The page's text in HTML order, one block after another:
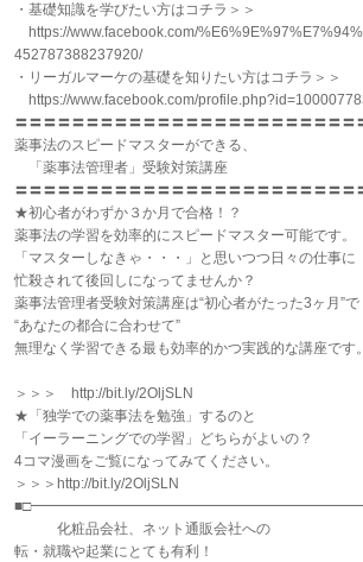
・基礎知識を学びたい方はコチラ＞＞
https://www.facebook.com/
452787388237920/
・リーガルマーケの基礎を知りたい方はコチラ＞＞
https://www.facebook.com/
〓〓〓〓〓〓〓〓〓〓〓〓〓〓〓〓〓〓〓〓〓〓〓〓
薬事法のスピードマスターができる、
「薬事法管理者」受験対策講座
〓〓〓〓〓〓〓〓〓〓〓〓〓〓〓〓〓〓〓〓〓〓〓〓
★初心者がわずか３か月で合格！？
薬事法の学習を効率的にスピードマスター可能です。
「マスターしなきゃ・・・」と思いつつ日々の仕事に
忙殺されて後回しになってませんか？
薬事法管理者受験対策講座は“初心者がたった3ヶ月”で
“あなたの都合に合わせて”
無理なく学習できる最も効率的かつ実践的な講座です。
＞＞＞ http://bit.ly/2OljSLN
★「独学での薬事法を勉強」するのと
「イーラーニングでの学習」どちらがよいの？
4コマ漫画をご覧になってみてください。
＞＞＞http://bit.ly/2OljSLN
化粧品会社、ネット通販会社への
転・就職や起業にとても有利！